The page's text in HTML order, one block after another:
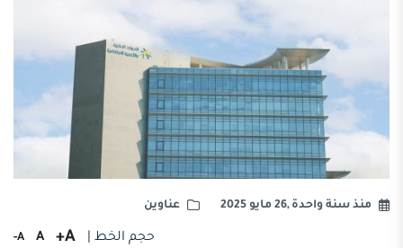
منذ سنة واحدة ,26 مايو 2025 عناوين
حجم الخط | A+
A
A-